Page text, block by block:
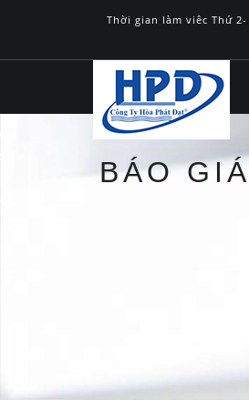
Thời gian làm viêc Thứ 2-
BÁO